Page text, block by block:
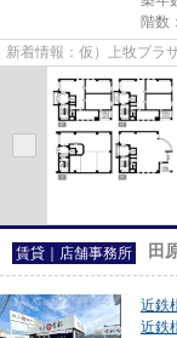
階数
新着情報：仮）上牧プラ
賃貸｜店舗事務所 田
近鉄
近鉄